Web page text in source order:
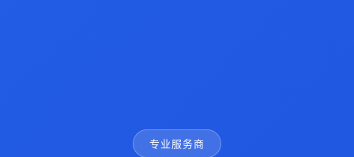
专业服务商